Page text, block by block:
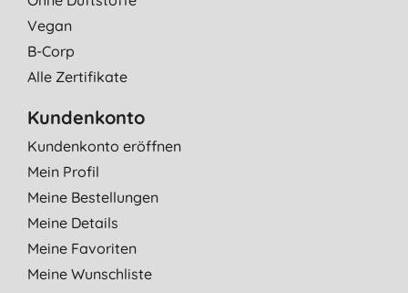
Vegan
B-Corp
Alle Zertifikate
Kundenkonto
Kundenkonto eröffnen
Mein Profil
Meine Bestellungen
Meine Details
Meine Favoriten
Meine Wunschliste